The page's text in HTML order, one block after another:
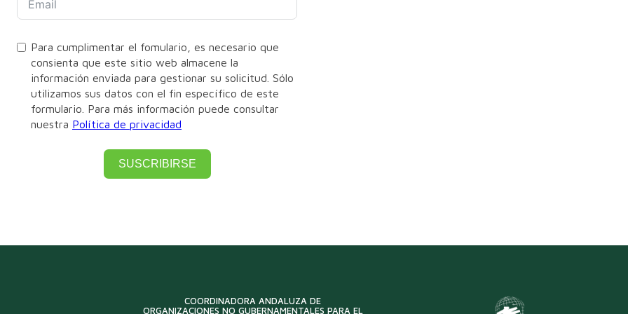
Para cumplimentar el fomulario, es necesario que
consienta que este sitio web almacene la
información enviada para gestionar su solicitud. Sólo
utilizamos sus datos con el fin específico de este
formulario. Para más información puede consultar
nuestra Política de privacidad
SUSCRIBIRSE
COORDINADORA ANDALUZA DE
ORGANIZACIONES NO GUBERNAMENTALES PARA EL